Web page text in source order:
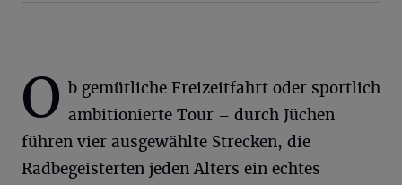
O b gemütliche Freizeitfahrt oder sportlich
ambitionierte Tour – durch Jüchen
führen vier ausgewählte Strecken, die
Radbegeisterten jeden Alters ein echtes